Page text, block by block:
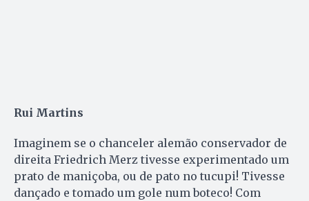
Rui Martins
Imaginem se o chanceler alemão conservador de
direita Friedrich Merz tivesse experimentado um
prato de maniçoba, ou de pato no tucupi! Tivesse
dançado e tomado um gole num boteco! Com